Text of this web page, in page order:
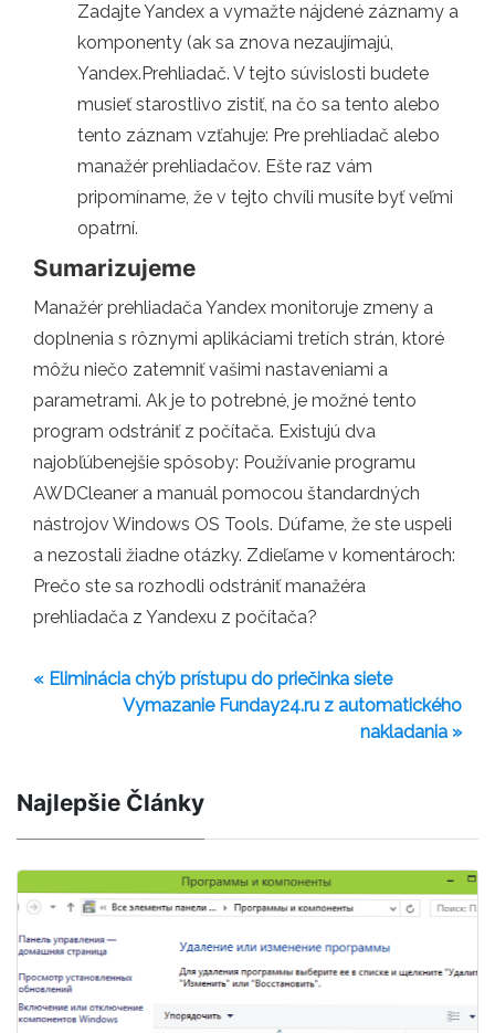
Zadajte Yandex a vymažte nájdené záznamy a
komponenty (ak sa znova nezaujímajú,
Yandex.Prehliadač. V tejto súvislosti budete
musieť starostlivo zistiť, na čo sa tento alebo
tento záznam vzťahuje: Pre prehliadač alebo
manažér prehliadačov. Ešte raz vám
pripomíname, že v tejto chvíli musíte byť veľmi
opatrní.
Sumarizujeme
Manažér prehliadača Yandex monitoruje zmeny a
doplnenia s rôznymi aplikáciami tretích strán, ktoré
môžu niečo zatemniť vašimi nastaveniami a
parametrami. Ak je to potrebné, je možné tento
program odstrániť z počítača. Existujú dva
najobľúbenejšie spôsoby: Používanie programu
AWDCleaner a manuál pomocou štandardných
nástrojov Windows OS Tools. Dúfame, že ste uspeli
a nezostali žiadne otázky. Zdieľame v komentároch:
Prečo ste sa rozhodli odstrániť manažéra
prehliadača z Yandexu z počítača?
« Eliminácia chýb prístupu do priečinka siete
Vymazanie Funday24.ru z automatického
nakladania »
Najlepšie Články